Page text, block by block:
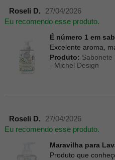
Roseli D.
27/04/2026
Eu recomendo esse produto.
É número 1 em
Excelente aroma,
Produto: Sabonete
- Michel Design
Roseli D.
27/04/2026
Eu recomendo esse produto.
Maravilha para
Produto que